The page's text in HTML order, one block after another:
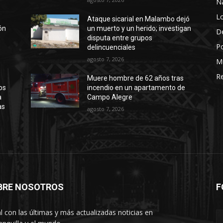
Ataque sicarial en Malambo dejó
un muerto y un herido; investigan
disputa entre grupos
delincuenciales
agosto 7, 2026
Muere hombre de 62 años tras
incendio en un apartamento de
Campo Alegre
agosto 7, 2026
NOSOTROS
con las últimas y más actualizadas noticias en